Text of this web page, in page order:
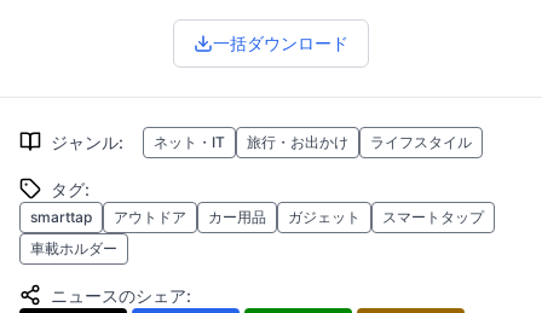
一括ダウンロード
ジャンル: ネット・IT 旅行・お出かけ ライフスタイル
タグ:
smarttap アウトドア カー用品 ガジェット
スマートタップ
車載ホルダー
ニュースのシェア: